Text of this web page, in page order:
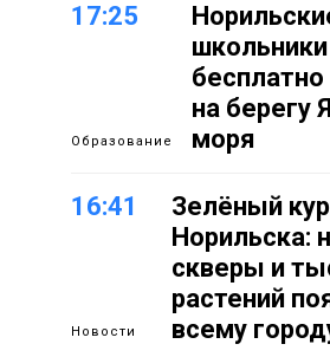
17:25
Образование
школьники
на берегу
моря
16:41
Новости
Зелёный
Норильска:
скверы и
растений
всему